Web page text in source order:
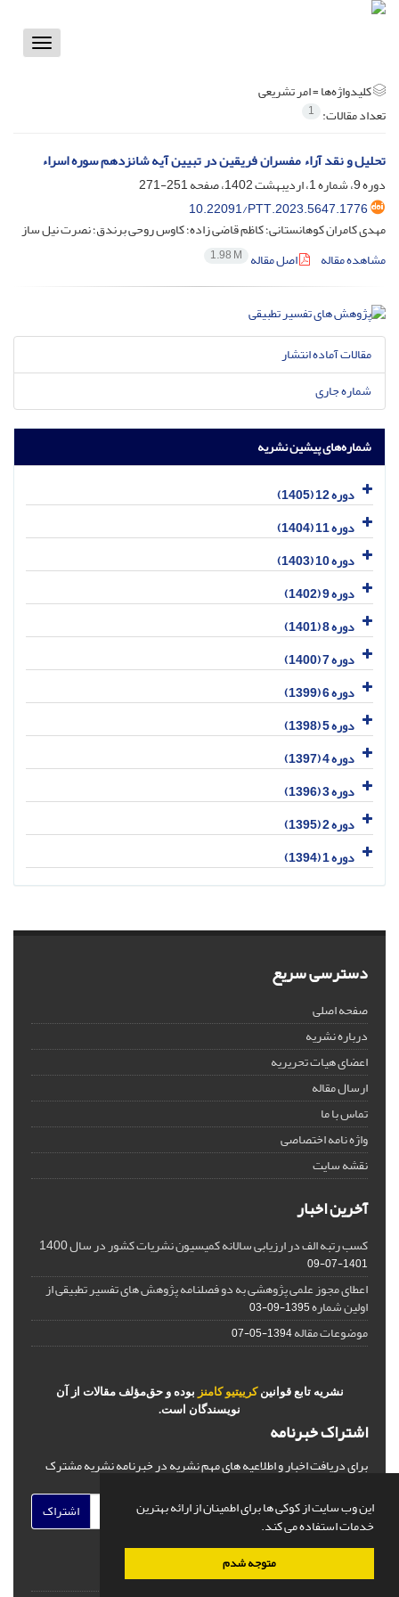
این وب سایت از کوکی ها برای اطمینان از ارائه بهترین
خدمات استفاده می کند.
متوجه شدم
Toggle
کلیدواژه‌ها =امر تشریعی
تعداد مقالات: 1
تحلیل و نقد آراء مفسران فریقین در تبیین آیه شانزدهم سوره اسراء
دوره 9، شماره 1، اردیبهشت 1402، صفحه
251-271
10.22091/PTT.2023.5647.1776
مهدی کامران کوهانستانی؛ کاظم قاضی زاده؛ کاوس روحی برندق؛ نصرت نیل ساز
مشاهده مقاله
اصل مقاله 1.98 M
مقالات آماده انتشار
شماره جاری
شماره‌های پیشین نشریه
دوره 12 (1405)
دوره 11 (1404)
دوره 10 (1403)
دوره 9 (1402)
دوره 8 (1401)
دوره 7 (1400)
دوره 6 (1399)
دوره 5 (1398)
دوره 4 (1397)
دوره 3 (1396)
دوره 2 (1395)
دوره 1 (1394)
دسترسی سریع
صفحه اصلی
درباره نشریه
اعضای هیات تحریریه
ارسال مقاله
تماس با ما
واژه نامه اختصاصی
نقشه سایت
آخرین اخبار
کسب رتبه الف در ارزیابی سالانه کمیسیون نشریات کشور در سال 1400
1401-07-09
اعطای مجوز علمی پژوهشی به دو فصلنامه پژوهش های تفسیر تطبیقی از
اولین شماره1395-09-03
موضوعات مقاله1394-05-07
نشریه تابع قوانین کرییتیو کامنز بوده و حق‌مؤلف مقالات از آن
نویسندگان است.
اشتراک خبرنامه
برای دریافت اخبار و اطلاعیه های مهم نشریه در خبرنامه نشریه مشترک
اشتراک